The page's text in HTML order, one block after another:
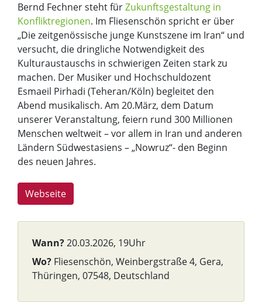
Bernd Fechner steht fürZukunftsgestaltung in
Konfliktregionen. Im Fliesenschön spricht er über
„Die zeitgenössische junge Kunstszene im Iran“ und
versucht, die dringliche Notwendigkeit des
Kulturaustauschs in schwierigen Zeiten stark zu
machen. Der Musiker und Hochschuldozent
Esmaeil Pirhadi (Teheran/Köln) begleitet den
Abend musikalisch. Am 20.März, dem Datum
unserer Veranstaltung, feiern rund 300 Millionen
Menschen weltweit – vor allem in Iran und anderen
Ländern Südwestasiens – „Nowruz“- den Beginn
des neuen Jahres.
Webseite
Wann?20.03.2026, 19Uhr
Wo? Fliesenschön, Weinbergstraße 4, Gera,
Thüringen, 07548, Deutschland